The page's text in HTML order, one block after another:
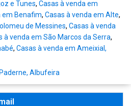
e Tunes, Casas à venda em
em Benafim, Casas à venda em Alte,
de Messines, Casas à venda
à venda em São Marcos da Serra,
, Casas à venda em Ameixial,
Albufeira